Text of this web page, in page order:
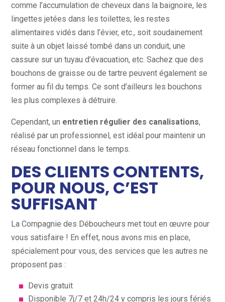
comme l’accumulation de cheveux dans la baignoire, les
lingettes jetées dans les toilettes, les restes
alimentaires vidés dans l’évier, etc., soit soudainement
suite à un objet laissé tombé dans un conduit, une
cassure sur un tuyau d’évacuation, etc. Sachez que des
bouchons de graisse ou de tartre peuvent également se
former au fil du temps. Ce sont d’ailleurs les bouchons
les plus complexes à détruire.
Cependant, un entretien régulier des canalisations,
réalisé par un professionnel, est idéal pour maintenir un
réseau fonctionnel dans le temps.
DES CLIENTS CONTENTS,
POUR NOUS, C’EST
SUFFISANT
La Compagnie des Déboucheurs met tout en œuvre pour
vous satisfaire ! En effet, nous avons mis en place,
spécialement pour vous, des services que les autres ne
proposent pas :
Devis gratuit
Disponible 7j/7 et 24h/24 y compris les jours fériés